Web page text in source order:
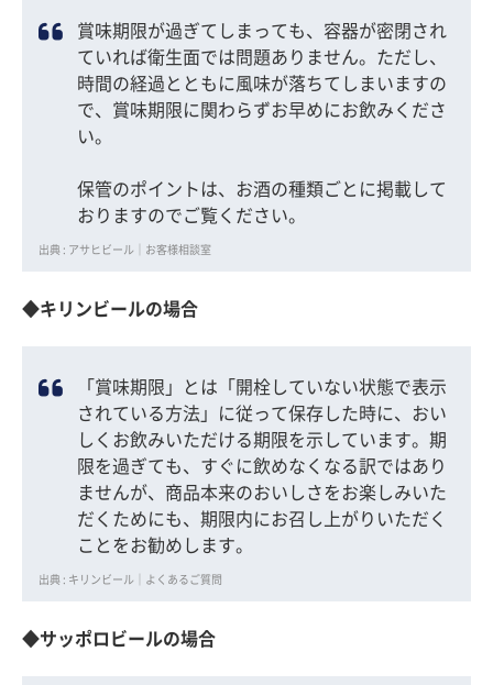
賞味期限が過ぎてしまっても、容器が密閉され
ていれば衛生面では問題ありません。ただし、
時間の経過とともに風味が落ちてしまいますの
で、賞味期限に関わらずお早めにお飲みくださ
い。
保管のポイントは、お酒の種類ごとに掲載して
おりますのでご覧ください。
出典 : アサヒビール｜お客様相談室
◆キリンビールの場合
「賞味期限」とは「開栓していない状態で表示
されている方法」に従って保存した時に、おい
しくお飲みいただける期限を示しています。期
限を過ぎても、すぐに飲めなくなる訳ではあり
ませんが、商品本来のおいしさをお楽しみいた
だくためにも、期限内にお召し上がりいただく
ことをお勧めします。
出典 : キリンビール｜よくあるご質問
◆サッポロビールの場合